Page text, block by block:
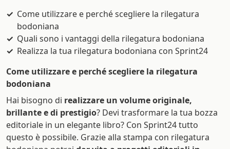
Come utilizzare e perché scegliere la rilegatura
bodoniana
Quali sono i vantaggi della rilegatura bodoniana
Realizza la tua rilegatura bodoniana con Sprint24
Come utilizzare e perché scegliere la rilegatura
bodoniana
Hai bisogno di realizzare un volume originale,
brillante e di prestigio? Devi trasformare la tua bozza
editoriale in un elegante libro? Con Sprint24 tutto
questo è possibile. Grazie alla stampa con rilegatura